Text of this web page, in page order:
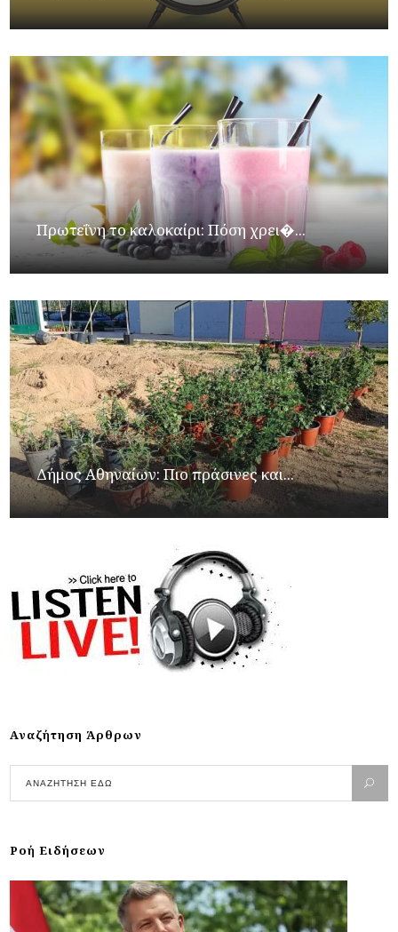
Πρωτεΐνη το καλοκαίρι: Πόση χρει�...
Δήμος Αθηναίων: Πιο πράσινες και...
Αναζήτηση Άρθρων
Ροή Ειδήσεων